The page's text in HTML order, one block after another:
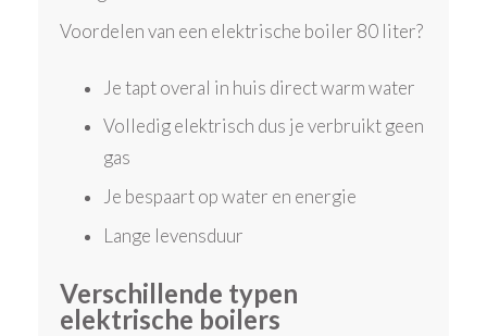
Voordelen van een elektrische boiler 80 liter?
Je tapt overal in huis direct warm water
Volledig elektrisch dus je verbruikt geen
gas
Je bespaart op water en energie
Lange levensduur
Verschillende typen
elektrische boilers